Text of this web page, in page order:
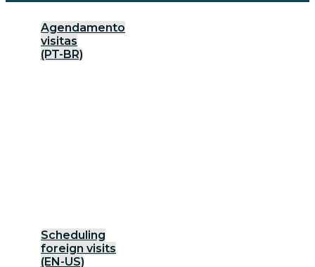
Agendamento
visitas
(PT-BR)
Scheduling
foreign visits
(EN-US)